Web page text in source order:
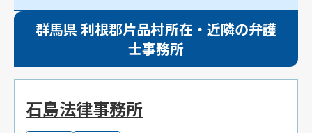
群馬県 利根郡片品村所在・近隣の弁護
士事務所
石島法律事務所